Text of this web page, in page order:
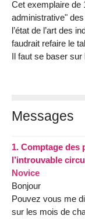
Cet exemplaire de
administrative"
l’état de l’art des
faudrait refaire le
Il faut se baser sur
Messages
1. Comptage des
l’introuvable
Novice
Bonjour
Pouvez vous me
sur les mois de